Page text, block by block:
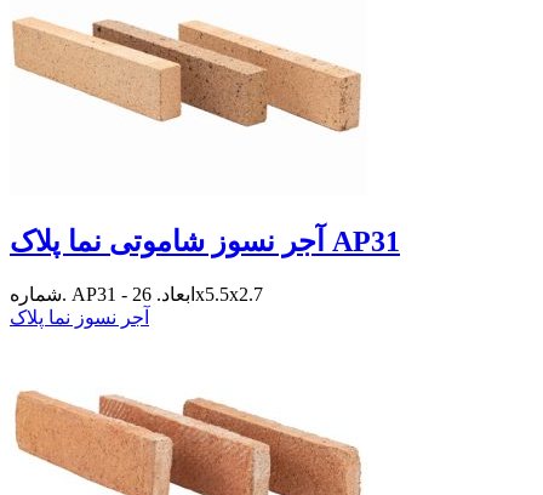
آجر نسوز شاموتی نما پلاک AP31
شماره. AP31 - ابعاد. 26x5.5x2.7
آجر نسوز نما پلاک